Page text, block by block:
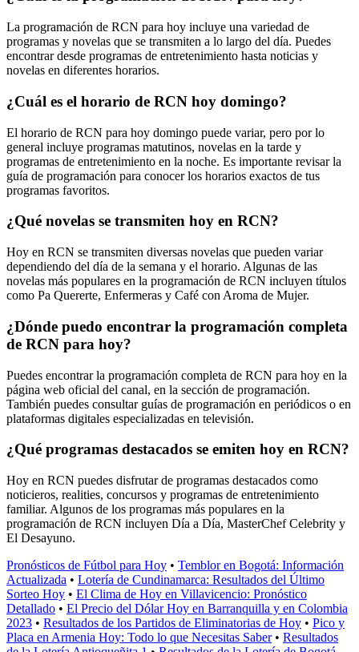
La programación de RCN para hoy incluye una variedad de
programas y novelas que se transmiten a lo largo del día. Puedes
encontrar desde programas de entretenimiento hasta noticias y
novelas en diferentes horarios.
¿Cuál es el horario de RCN hoy domingo?
El horario de RCN para hoy domingo puede variar, pero por lo
general incluye programas matutinos, novelas en la tarde y
programas de entretenimiento en la noche. Es importante revisar la
guía de programación para conocer los horarios exactos de tus
programas favoritos.
¿Qué novelas se transmiten hoy en RCN?
Hoy en RCN se transmiten diversas novelas que pueden variar
dependiendo del día de la semana y el horario. Algunas de las
novelas más populares en la programación de RCN incluyen títulos
como Pa Quererte, Enfermeras y Café con Aroma de Mujer.
¿Dónde puedo encontrar la programación completa
de RCN para hoy?
Puedes encontrar la programación completa de RCN para hoy en la
página web oficial del canal, en la sección de programación.
También puedes consultar guías de programación en periódicos o en
plataformas digitales especializadas en televisión.
¿Qué programas destacados se emiten hoy en RCN?
Hoy en RCN puedes disfrutar de programas destacados como
noticieros, realities, concursos y programas de entretenimiento
familiar. Algunos de los programas más populares en la
programación de RCN incluyen Día a Día, MasterChef Celebrity y
El Desayuno.
Pronósticos de Fútbol para Hoy • Temblor en Bogotá: Información
Actualizada • Lotería de Cundinamarca: Resultados del Último
Sorteo Hoy • El Clima de Hoy en Villavicencio: Pronóstico
Detallado • El Precio del Dólar Hoy en Barranquilla y en Colombia
2023 • Resultados de los Partidos de Eliminatorias de Hoy • Pico y
Placa en Armenia Hoy: Todo lo que Necesitas Saber• Resultados